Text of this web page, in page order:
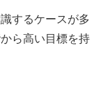
するケースが多
ら高い目標を持